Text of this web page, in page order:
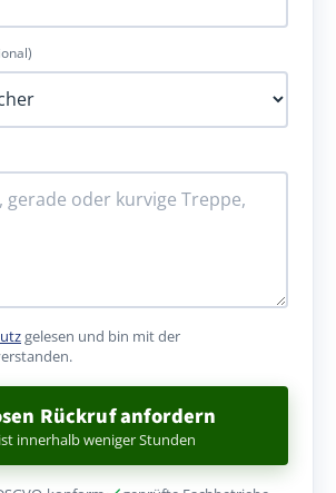
gelesen und bin mit der
Rückruf anfordern
innerhalb weniger Stunden